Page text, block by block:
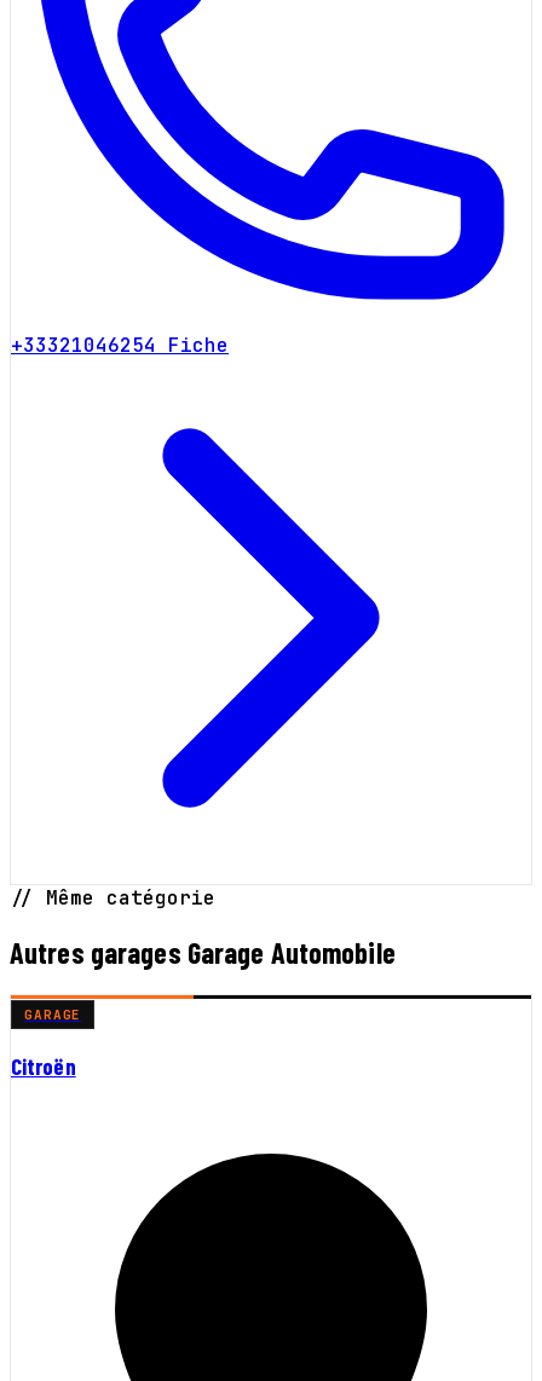
+33321046254 Fiche
// Même catégorie
Autres garages Garage Automobile
GARAGE
Citroën